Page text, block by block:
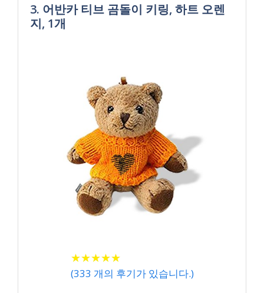
3. 어반카 티브 곰돌이 키링, 하트 오렌
지, 1개
★★★★★
★★★★★
(333 개의 후기가 있습니다.)